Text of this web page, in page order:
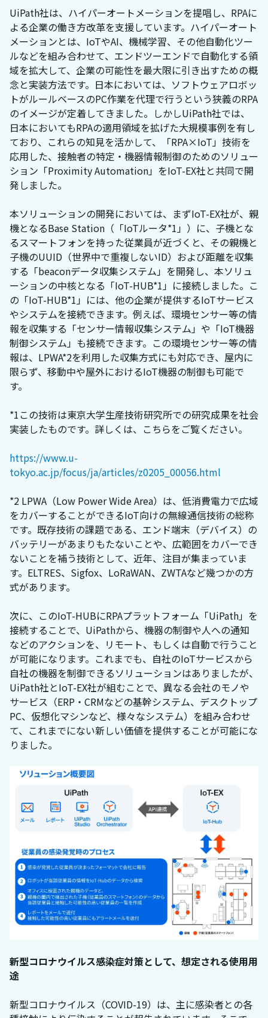
UiPath社は、ハイパーオートメーションを提唱し、RPAに
よる企業の働き方改革を支援しています。ハイパーオート
メーションとは、IoTやAI、機械学習、その他自動化ツー
ルなどを組み合わせて、エンドツーエンドで自動化する領
域を拡大して、企業の可能性を最大限に引き出すための概
念と実装方法です。日本においては、ソフトウェアロボッ
トがルールベースのPC作業を代理で行うという狭義のRPA
のイメージが定着してきました。しかしUiPath社では、
日本においてもRPAの適用領域を拡げた大規模事例を有し
ており、これらの知見を活かして、「RPA×IoT」技術を
応用した、接触者の特定・機器情報制御のためのソリュー
ション「Proximity Automation」をIoT-EX社と共同で開
発しました。
本ソリューションの開発においては、まずIoT-EX社が、親
機となるBase Station（「IoTルータ*1」）に、子機とな
るスマートフォンを持った従業員が近づくと、その親機と
子機のUUID（世界中で重複しないID）および距離を収集
する「beaconデータ収集システム」を開発し、本ソリュ
ーションの中核となる「IoT-HUB*1」に接続しました。こ
の「IoT-HUB*1」には、他の企業が提供するIoTサービス
やシステムを接続できます。例えば、環境センサー等の情
報を収集する「センサー情報収集システム」や「IoT機器
制御システム」も接続できます。この環境センサー等の情
報は、LPWA*2を利用した収集方式にも対応でき、屋内に
限らず、移動中や屋外におけるIoT機器の制御も可能で
す。
*1この技術は東京大学生産技術研究所での研究成果を社会
実装したものです。詳しくは、こちらをご覧ください。
https://www.u-
tokyo.ac.jp/focus/ja/articles/z0205_00056.html
*2 LPWA（Low Power Wide Area）は、低消費電力で広域
をカバーすることができるIoT向けの無線通信技術の総称
です。既存技術の課題である、エンド端末（デバイス）の
バッテリーがあまりもたないことや、広範囲をカバーでき
ないことを補う技術として、近年、注目が集まっていま
す。ELTRES、Sigfox、LoRaWAN、ZWTAなど幾つかの方
式があります。
次に、このIoT-HUBにRPAプラットフォーム「UiPath」を
接続することで、UiPathから、機器の制御や人への通知
などのアクションを、リモート、もしくは自動で行うこと
が可能になります。これまでも、自社のIoTサービスから
自社の機器を制御できるソリューションはありましたが、
UiPath社とIoT-EX社が組むことで、異なる会社のモノや
サービス（ERP・CRMなどの基幹システム、デスクトップ
PC、仮想化マシンなど、様々なシステム）を組み合わせ
て、これまでにない新しい価値を提供することが可能にな
りました。
新型コロナウイルス感染症対策として、想定される使用用
途
新型コロナウイルス（COVID-19）は、主に感染者との各